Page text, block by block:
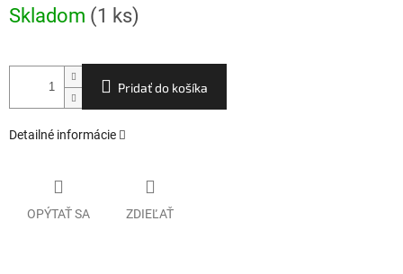
cena:
Skladom (1 ks)
Pridať do košíka
Detailné informácie
OPÝTAŤ SA ZDIEĽAŤ